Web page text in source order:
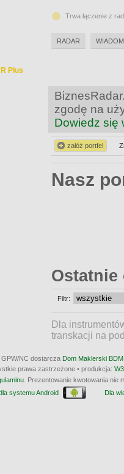
zgodę na
Dowiedz się
załóż portfel
Nasz
Ostatnie
Filtr:
Dla
transkacji na
Plus
Trwa łączenie z
RADAR
GPW/NC dostarcza Dom Maklerski
prawa zastrzeżone • produkcja:
. Prezentowanie kwotowania
systemu Android Dla